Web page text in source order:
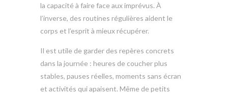
la capacité à faire face aux imprévus. À
l’inverse, des routines régulières aident le
corps et l’esprit à mieux récupérer.
Il est utile de garder des repères concrets
dans la journée : heures de coucher plus
stables, pauses réelles, moments sans écran
et activités qui apaisent. Même de petits